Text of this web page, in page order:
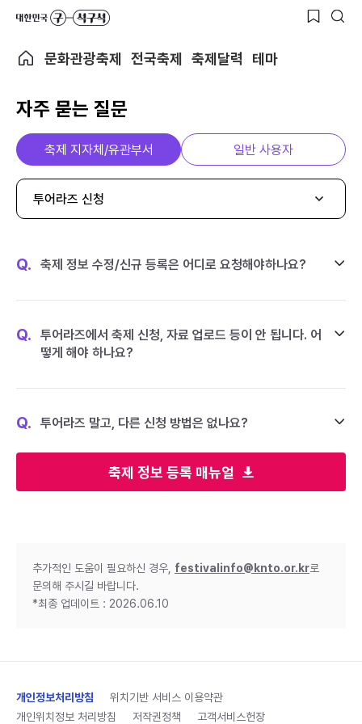
문화관광축제 전국축제 축제달력 테마
자주 묻는 질문
축제 정보 등록 매뉴얼
축제 지자체/유관부서 일반 사용자
투어라즈 신청
Q. 축제 정보 수정/신규 등록은 어디로 요청해야하나요?
Q.
투어라즈에서 축제 신청, 자료 업로드 등이 안 됩니다. 어
떻게 해야 하나요?
Q. 투어라즈 말고, 다른 신청 방법은 없나요?
추가적인 도움이 필요하신 경우, festivalinfo@knto.or.kr로
문의해 주시길 바랍니다.
*최종 업데이트 : 2026.06.10
개인정보처리방침
위치기반 서비스 이용약관
개인위치정보 처리방침
저작권정책 고객서비스헌장